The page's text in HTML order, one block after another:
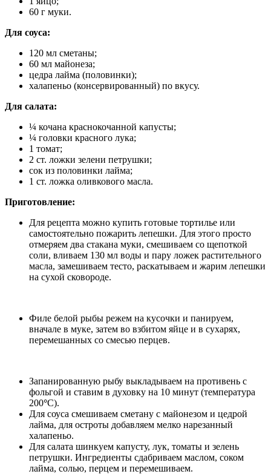
60 г муки.
Для соуса:
120 мл сметаны;
60 мл майонеза;
цедра лайма (половинки);
халапеньо (консервированный) по вкусу.
Для салата:
¼ кочана краснокочанной капусты;
¼ головки красного лука;
1 томат;
2 ст. ложки зелени петрушки;
сок из половинки лайма;
1 ст. ложка оливкового масла.
Приготовление:
Для рецепта можно купить готовые тортилье или
самостоятельно пожарить лепешки. Для этого просто
отмеряем два стакана муки, смешиваем со щепоткой
соли, вливаем 130 мл воды и пару ложек растительного
масла, замешиваем тесто, раскатываем и жарим лепешки
на сухой сковороде.
Филе белой рыбы режем на кусочки и панируем,
вначале в муке, затем во взбитом яйце и в сухарях,
перемешанных со смесью перцев.
Запанированную рыбу выкладываем на противень с
фольгой и ставим в духовку на 10 минут (температура
200°С).
Для соуса смешиваем сметану с майонезом и цедрой
лайма, для остроты добавляем мелко нарезанный
халапеньо.
Для салата шинкуем капусту, лук, томаты и зелень
петрушки. Ингредиенты сдабриваем маслом, соком
лайма, солью, перцем и перемешиваем.